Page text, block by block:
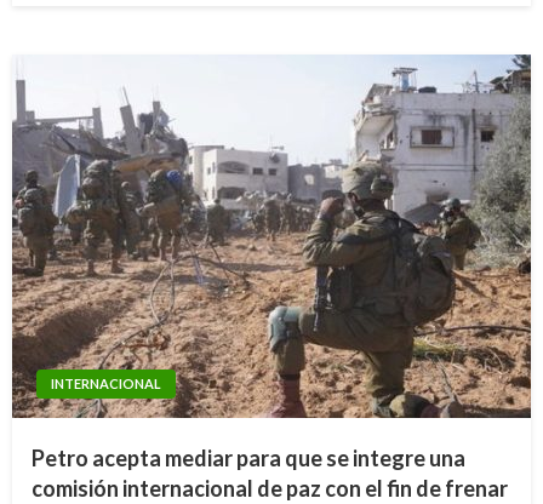
INTERNACIONAL
Petro acepta mediar para que se integre una
comisión internacional de paz con el fin de frenar